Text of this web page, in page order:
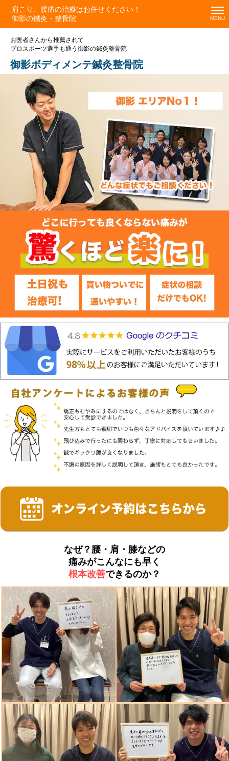
肩こり、腰痛の治療はお任せください！
御影の鍼灸・整骨院
御影ボディメンテ鍼灸整骨院
お医者さんから推薦されて
プロスポーツ選手も通う御影の鍼灸整骨院
なぜ？腰・肩・膝などの
痛みがこんなにも早く
根本改善できるのか？